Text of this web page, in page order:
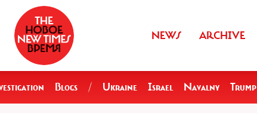
NEWS ARCHIVE
Blogs / Ukraine Israel Navalny Trump